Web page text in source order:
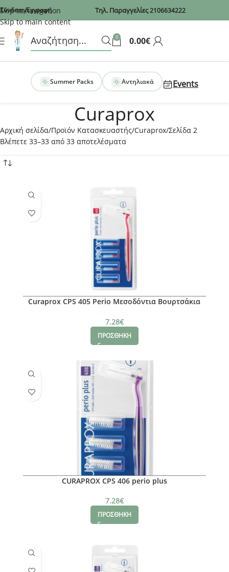
Recaptcha
Skip to navigation
Skip to main content
Σύνδεση/Εγγραφή Τηλ. Παραγγελίες2106634222
0 0.00€
Summer Packs Αντηλιακά Events
Curaprox
Αρχική σελίδα Προϊόν Κατασκευαστής Curaprox Σελίδα 2
Βλέπετε 33–33 από 33 αποτελέσματα
Curaprox CPS 405 Perio Μεσοδόντια Βουρτσάκια
7.28€
ΠΡΟΣΘΗΚΗ
CURAPROX CPS 406 perio plus
7.28€
ΠΡΟΣΘΗΚΗ